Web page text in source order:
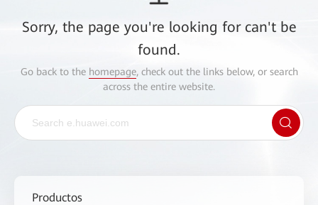
Sorry, the page you're looking for can't be
found.
Go back to the homepage, check out the links below, or search
across the entire website.
Productos